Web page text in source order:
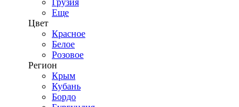
Грузия
Еще
Цвет
Красное
Белое
Розовое
Регион
Крым
Кубань
Бордо